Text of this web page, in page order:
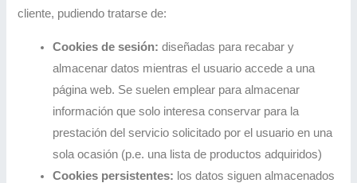
cliente, pudiendo tratarse de:
Cookies de sesión: diseñadas para recabar y
almacenar datos mientras el usuario accede a una
página web. Se suelen emplear para almacenar
información que solo interesa conservar para la
prestación del servicio solicitado por el usuario en una
sola ocasión (p.e. una lista de productos adquiridos)
Cookies persistentes: los datos siguen almacenados